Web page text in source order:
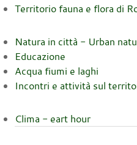
Territorio fauna e flora di
Natura in città - Urban
Educazione
Acqua fiumi e laghi
Incontri e attività sul
Clima - eart hour